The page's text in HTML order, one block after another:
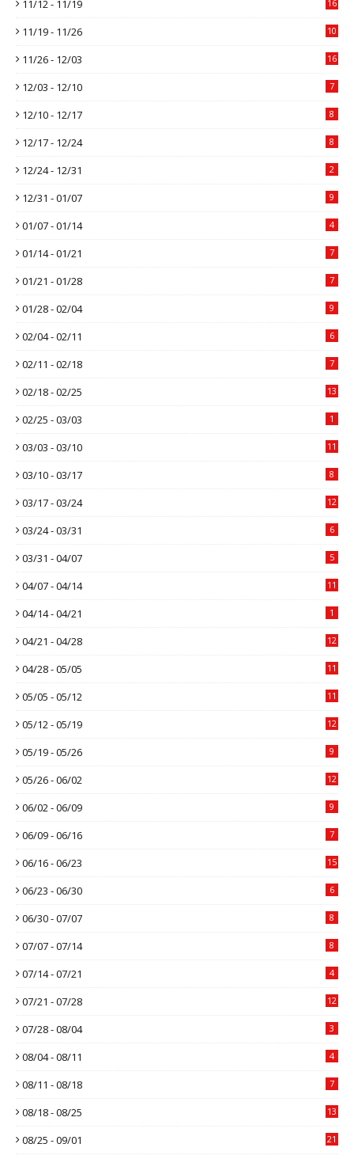
11/12 - 11/19 16
11/19 - 11/26 10
11/26 - 12/03 16
12/03 - 12/10 7
12/10 - 12/17 8
12/17 - 12/24 8
12/24 - 12/31 2
12/31 - 01/07 9
01/07 - 01/14 4
01/14 - 01/21 7
01/21 - 01/28 7
01/28 - 02/04 9
02/04 - 02/11 6
02/11 - 02/18 7
02/18 - 02/25 13
02/25 - 03/03 1
03/03 - 03/10 11
03/10 - 03/17 8
03/17 - 03/24 12
03/24 - 03/31 6
03/31 - 04/07 5
04/07 - 04/14 11
04/14 - 04/21 1
04/21 - 04/28 12
04/28 - 05/05 11
05/05 - 05/12 11
05/12 - 05/19 12
05/19 - 05/26 9
05/26 - 06/02 12
06/02 - 06/09 9
06/09 - 06/16 7
06/16 - 06/23 15
06/23 - 06/30 6
06/30 - 07/07 8
07/07 - 07/14 8
07/14 - 07/21 4
07/21 - 07/28 12
07/28 - 08/04 3
08/04 - 08/11 4
08/11 - 08/18 7
08/18 - 08/25 13
08/25 - 09/01 21